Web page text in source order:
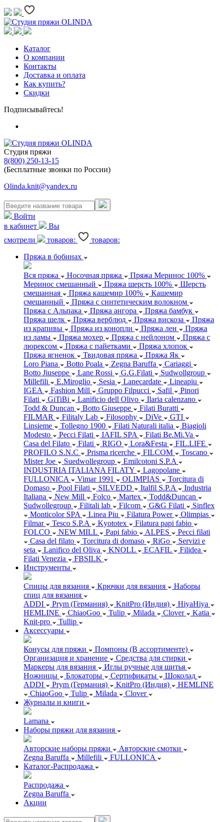
Каталог
О компании
Контакты
Доставка и оплата
Как купить?
Скидки
Подписывайтесь!
Студия пряжи
8(800) 250-13-15
(Бесплатные звонки по России)
Olinda.knit@yandex.ru
Войти
в кабинет
Вы
смотрели
товаров:
товаров:
Пряжа в бобинах
Вся пряжа Носочная пряжа
Пряжа Меринос 100%
Меринос смешанный
Пряжа шерсть 100%
Шерсть
смешанная
Пряжа кашемир 100%
Кашемир
смешанный
Пряжа с синтетическим волокном
Пряжа с Альпака
Пряжа ангора
Пряжа бамбук
Пряжа шелк
Пряжа верблюд Пряжа вискоза
Пряжа
из крапивы
Пряжа из конопли Пряжа лен
Пряжа
из ламы
Пряжа мохер Пряжа с нейлоном
Пряжа с
люрексом
Пряжа с пайетками
Пряжа хлопок
Пряжа ягненок
Твидовая пряжа
Пряжа Як
Loro Piana
Botto Poala Zegna Baruffa
Cariaggi
Botto Jiuseppe
Lane Rossi G.G.Filati
Sudwollgroup
Millefili
E.Miroglio Sesia Lanecardate
Lineapiu
IGEA
Fashion Mill Gruppo Filpucci Safil
Pinori
Filati
GiTiBi Lanificio dell Olivo
Ilaria calenzano
Todd & Duncan
Botto Giuseppe
Filati Buratti
FILMAR
Filitaly Lab Filosophy DiVe
GTI
Linsieme
Tollegno 1900 Filati Naturali italia
Biagioli
Modesto
Pecci Filati IAFIL SPA
Filati Be.Mi.Va
Casa del Filato
Filati RIGO Lora&Festa
FIL.LIFE
PROFILO S.N.C
Prisma ricerche FILCOM
Toscano
Mister Joe
Suedwollegroup
Emilcotoni S.P.A
INDUSTRIA ITALIANA FILATY
Lagopolane
FULLONICA
Vimar 1991 OLIMPIAS
Torcitura di
Domaso
Pool Filati SILVEDD Italfil S.P.A
Industria
Italiana
New Mill Folco Martex
Todd&Duncan
Sudwollegroup
Filitali lab Filcom G&G Filati
Sinflex
Monticolor SPA
Linea Piu Filatura Power
Olimpias
Filmar
Tesco S.P.A Kyototex
Filatura papi fabio
FOLCO
NEW MILL Papi fabio ALPES
Pecci filati
Casa del filato
Torcitura di domaso RiGo
Servizi e
seta
Lanifico del Oliva KNOLL ECAFIL
Filidea
Filati Venezia
FBSILK
Инструменты
Спицы для вязания Крючки для вязания
Наборы
спиц для вязания
ADDI
Prym (Германия) KnitPro (Индия)
HiyaHiya
HEMLINE
ChiaoGoo Tulip Milada Clover
Katia
Knit-pro
Tullip
Аксессуары
Конусы для пряжи
Помпоны (В ассортименте)
Организация и хранение
Средства для стирки
Маркеры для вязания
Иглы ручные для шитья
Ножницы
Блокаторы Сертификаты
Шоколад
ADDI
Prym (Германия) KnitPro (Индия)
HEMLINE
ChiaoGoo
Tulip Milada
Clover
Журналы и книги
Lamana
Наборы пряжи для вязания
Авторские наборы пряжи
Авторские смотки
Zegna Baruffa
Millefili
FULLONICA
Каталог-Распродажа
Распродажа
Zegna Baruffa
Акции